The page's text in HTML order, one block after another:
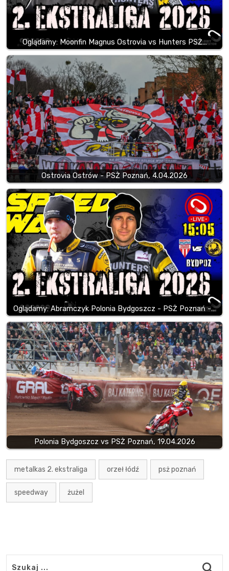
Oglądamy: Moonfin Magnus Ostrovia vs Hunters PSŻ…
Ostrovia Ostrów - PSŻ Poznań, 4.04.2026
Oglądamy: Abramczyk Polonia Bydgoszcz - PSŻ Poznań -…
Polonia Bydgoszcz vs PSŻ Poznań, 19.04.2026
metalkas 2. ekstraliga orzeł łódź psż poznań
speedway żużel